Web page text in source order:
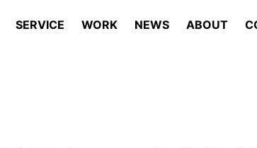
SERVICE WORK NEWS ABOUT